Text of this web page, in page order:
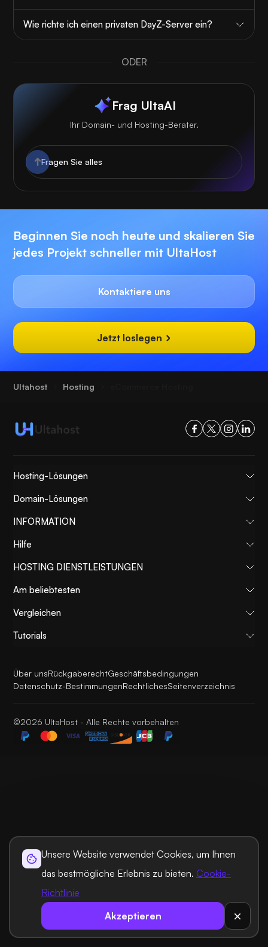
Unsere Website verwendet Cookies, um Ihnen
das bestmögliche Erlebnis zu bieten. Cookie-
Richtlinie
Akzeptieren
Wie richte ich einen privaten DayZ-Server ein?
ODER
Frag UltaAI
Ihr Domain- und Hosting-Berater.
Beginnen Sie noch heute und skalieren Sie
jedes Projekt schneller mit UltaHost
Kontaktiere uns
Jetzt loslegen
Ultahost Hosting
Hosting-Lösungen
Domain-Lösungen
INFORMATION
Hilfe
HOSTING DIENSTLEISTUNGEN
Am beliebtesten
Vergleichen
Tutorials
Über unsRückgaberechtGeschäftsbedingungen
Datenschutz-BestimmungenRechtlichesSeitenverzeichnis
©2026 UltaHost - Alle Rechte vorbehalten